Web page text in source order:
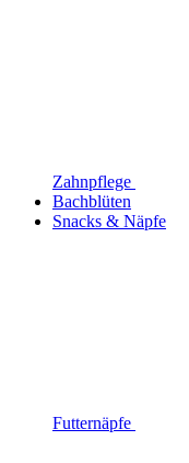
Zahnpflege
Bachblüten
Snacks & Näpfe
Futternäpfe